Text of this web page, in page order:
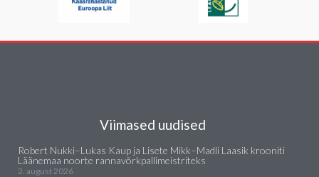
Viimased uudised
Robert Nukki–Lukas Kaup ja Lisete Mikk–Madli Laasik krooniti
Läänemaa noorte rannavõrkpallimeistriteks
2. august 2026